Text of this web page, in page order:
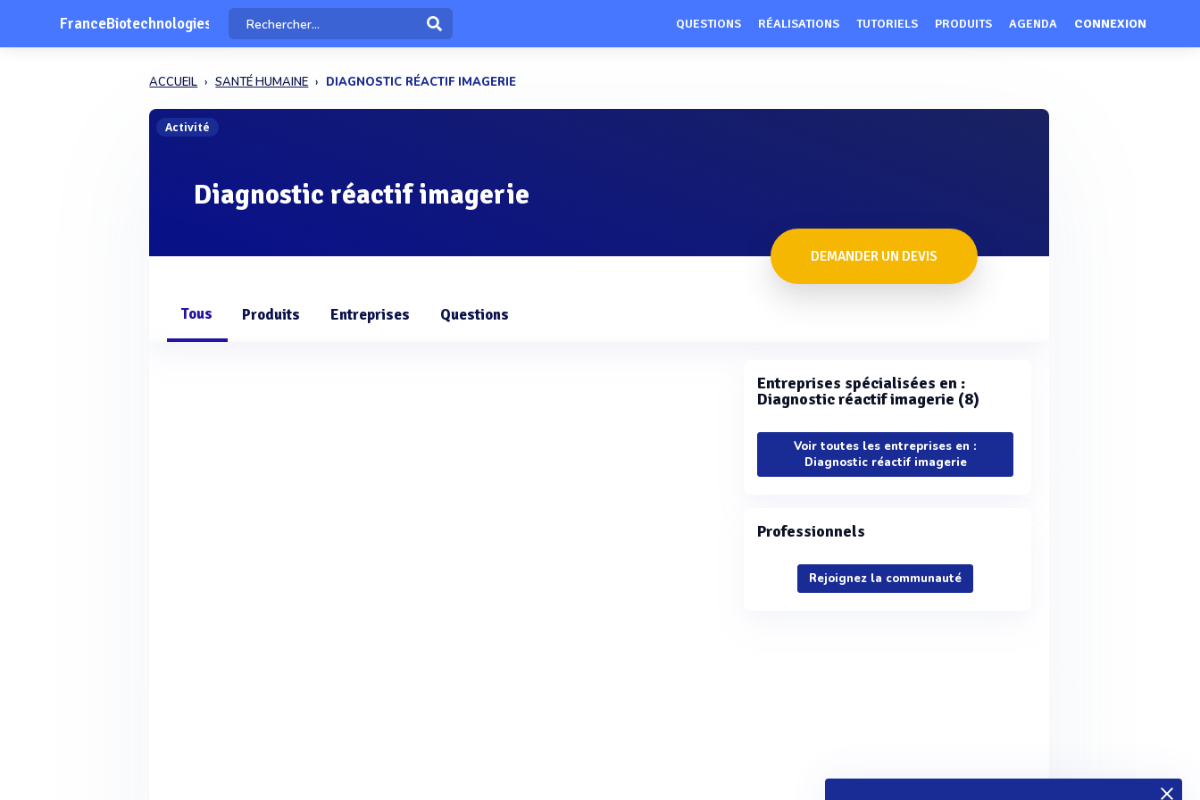
FranceBiotechnologies QUESTIONS RÉALISATIONS TUTORIELS PRODUITS AGENDA CONNEXION
ACCUEIL SANTÉ HUMAINE DIAGNOSTIC RÉACTIF IMAGERIE
Activité
Diagnostic réactif imagerie
DEMANDER UN DEVIS
Tous Produits Entreprises Questions
Entreprises spécialisées en :
Diagnostic réactif imagerie (8)
Voir toutes les entreprises en :
Diagnostic réactif imagerie
Professionnels
Rejoignez la communauté